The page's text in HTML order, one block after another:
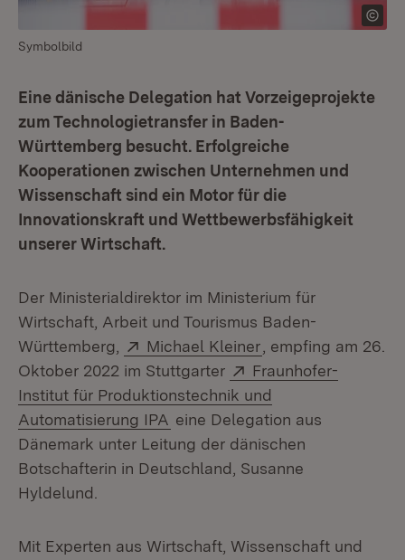
Symbolbild
Eine dänische Delegation hat Vorzeigeprojekte
zum Technologietransfer in Baden-
Württemberg besucht. Erfolgreiche
Kooperationen zwischen Unternehmen und
Wissenschaft sind ein Motor für die
Innovationskraft und Wettbewerbsfähigkeit
unserer Wirtschaft.
Der Ministerialdirektor im Ministerium für
Wirtschaft, Arbeit und Tourismus Baden-
Württemberg,
Extern:
Michael Kleiner (Öffnet in neuem
, empfing am 26.
Oktober 2022 im Stuttgarter
Extern:
Fraunhofer-
Institut für Produktionstechnik und
Automatisierung IPA (Öffnet in neuem Fenster)
eine Delegation aus
Dänemark unter Leitung der dänischen
Botschafterin in Deutschland, Susanne
Hyldelund.
Mit Experten aus Wirtschaft, Wissenschaft und